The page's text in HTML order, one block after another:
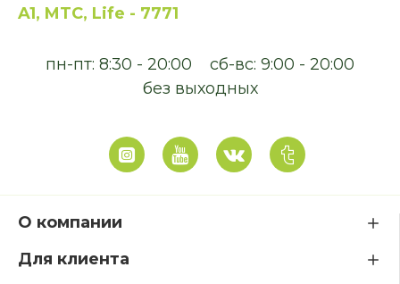
A1, MTC, Life - 7771
пн-пт: 8:30 - 20:00
сб-вс: 9:00 - 20:00
без выходных
О компании
Для клиента